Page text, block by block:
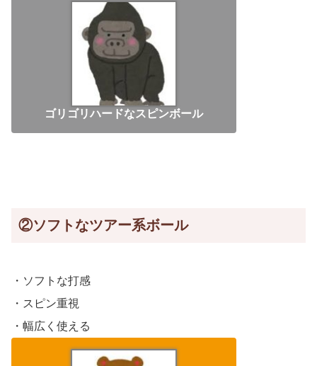
ゴリゴリハードなスピンボール
②ソフトなツアー系ボール
・ソフトな打感
・スピン重視
・幅広く使える